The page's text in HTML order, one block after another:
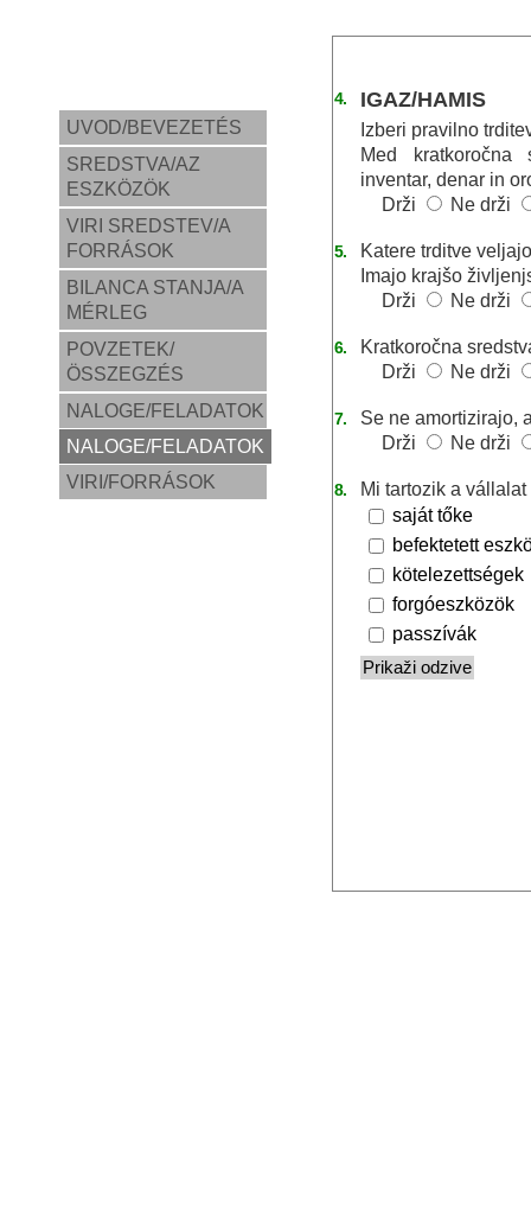
UVOD/BEVEZETÉS
SREDSTVA/AZ
ESZKÖZÖK
VIRI SREDSTEV/A
FORRÁSOK
BILANCA STANJA/A
MÉRLEG
POVZETEK/
ÖSSZEGZÉS
NALOGE/FELADATOK
NALOGE/FELADATOK
VIRI/FORRÁSOK
4. IGAZ/HAMIS
Izberi pravilno
Med kratkoročna
inventar, denar in
Drži
Ne drži
5.
Katere trditve
Imajo krajšo
Drži
Ne drži
6.
Kratkoročna
Drži
Ne drži
7.
Se ne amortizirajo,
Drži
Ne drži
8.
Mi tartozik a
saját tőke
befektetett
kötelezettségek
forgóeszközök
passzívák